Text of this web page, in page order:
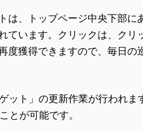
は、トップページ中央下部に
ています。クリックは、クリ
度獲得できますので、毎日の
ット」の更新作業が行われ
とが可能です。